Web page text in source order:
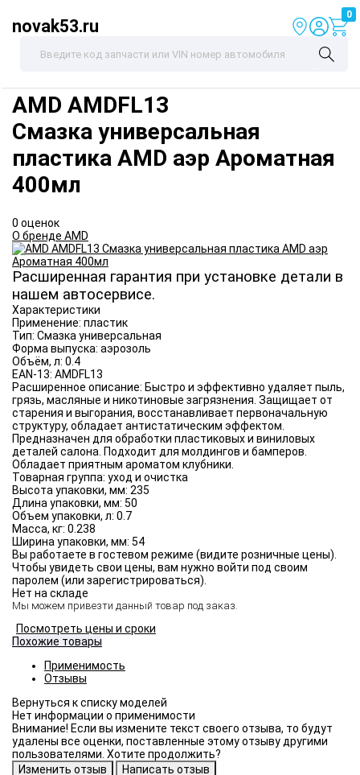
novak53.ru
0
AMD AMDFL13
Смазка универсальная
пластика AMD аэр Ароматная
400мл
0 оценок
О бренде AMD
Расширенная гарантия при установке детали в
нашем автосервисе.
Характеристики
Применение: пластик
Тип: Смазка универсальная
Форма выпуска: аэрозоль
Объём, л: 0.4
EAN-13: AMDFL13
Расширенное описание: Быстро и эффективно удаляет пыль,
грязь, масляные и никотиновые загрязнения. Защищает от
старения и выгорания, восстанавливает первоначальную
структуру, обладает антистатическим эффектом.
Предназначен для обработки пластиковых и виниловых
деталей салона. Подходит для молдингов и бамперов.
Обладает приятным ароматом клубники.
Товарная группа: уход и очистка
Высота упаковки, мм: 235
Длина упаковки, мм: 50
Объем упаковки, л: 0.7
Масса, кг: 0.238
Ширина упаковки, мм: 54
Вы работаете в гостевом режиме (видите розничные цены).
Чтобы увидеть свои цены, вам нужно войти под своим
паролем (или зарегистрироваться).
Нет на складе
Мы можем привезти данный товар под заказ.
Посмотреть цены и сроки
Похожие товары
Применимость
Отзывы
Нет информации о применимости
Внимание! Если вы измените текст своего отзыва, то будут
удалены все оценки, поставленные этому отзыву другими
пользователями. Хотите продолжить?